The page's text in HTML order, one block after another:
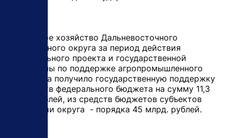
- Сельское хозяйство Дальневосточного
федерального округа за период действия
национального проекта и государственной
программы по поддержке агропромышленного
комплекса получило государственную поддержку
из средств федерального бюджета на сумму 11,3
млрд. рублей, из средств бюджетов субъектов
Федерации округа - порядка 45 млрд. рублей.